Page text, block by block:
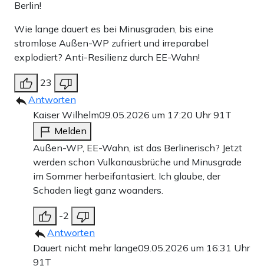
Berlin!
Wie lange dauert es bei Minusgraden, bis eine
stromlose Außen-WP zufriert und irreparabel
explodiert? Anti-Resilienz durch EE-Wahn!
23
Antworten
Kaiser Wilhelm09.05.2026 um 17:20 Uhr91T
Melden
Außen-WP, EE-Wahn, ist das Berlinerisch? Jetzt
werden schon Vulkanausbrüche und Minusgrade
im Sommer herbeifantasiert. Ich glaube, der
Schaden liegt ganz woanders.
-2
Antworten
Dauert nicht mehr lange09.05.2026 um 16:31 Uhr
91T